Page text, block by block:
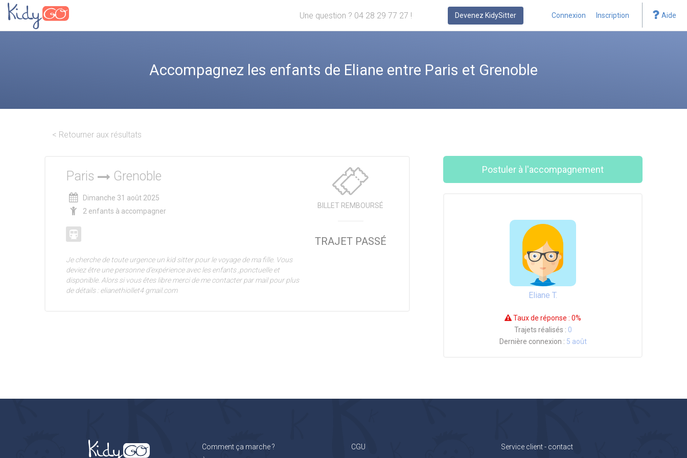
Une question ? 04 28 29 77 27 ! Devenez KidySitter Connexion Inscription Aide
Accompagnez les enfants de Eliane entre Paris et Grenoble
< Retourner aux résultats
Paris Grenoble
Dimanche 31 août 2025
2 enfants à accompagner
Je cherche de toute urgence un kid sitter pour le voyage de ma fille. Vous
deviez être une personne d’expérience avec les enfants ,ponctuelle et
disponible. Alors si vous êtes libre merci de me contacter par mail pour plus
de détails : elianethiollet4 gmail.com
BILLET REMBOURSÉ
TRAJET PASSÉ
Postuler à l'accompagnement
Eliane T.
Taux de réponse : 0%
Trajets réalisés : 0
Dernière connexion : 5 août
Comment ça marche ?
CGU
Service client - contact